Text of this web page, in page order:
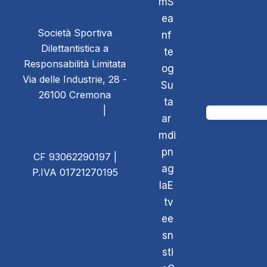
Società Sportiva
Dilettantistica a
Responsabilità Limitata
Via delle Industrie, 28 -
26100 Cremona
CF 93062290197 |
P.IVA 01721270195
e
n
t
o
S
t
a
m
p
a
la
t
e
s
s
a
f
e
g
u
a
r
di
n
g
E
v
e
n
ti